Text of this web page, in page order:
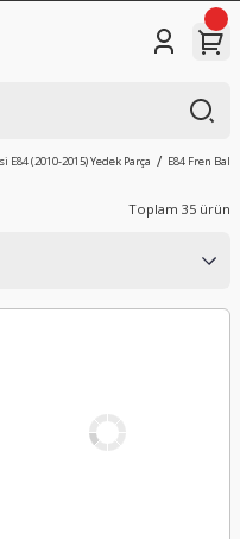
E84 (2010-2015) Yedek Parça E84 Fren
Toplam 35 ürün